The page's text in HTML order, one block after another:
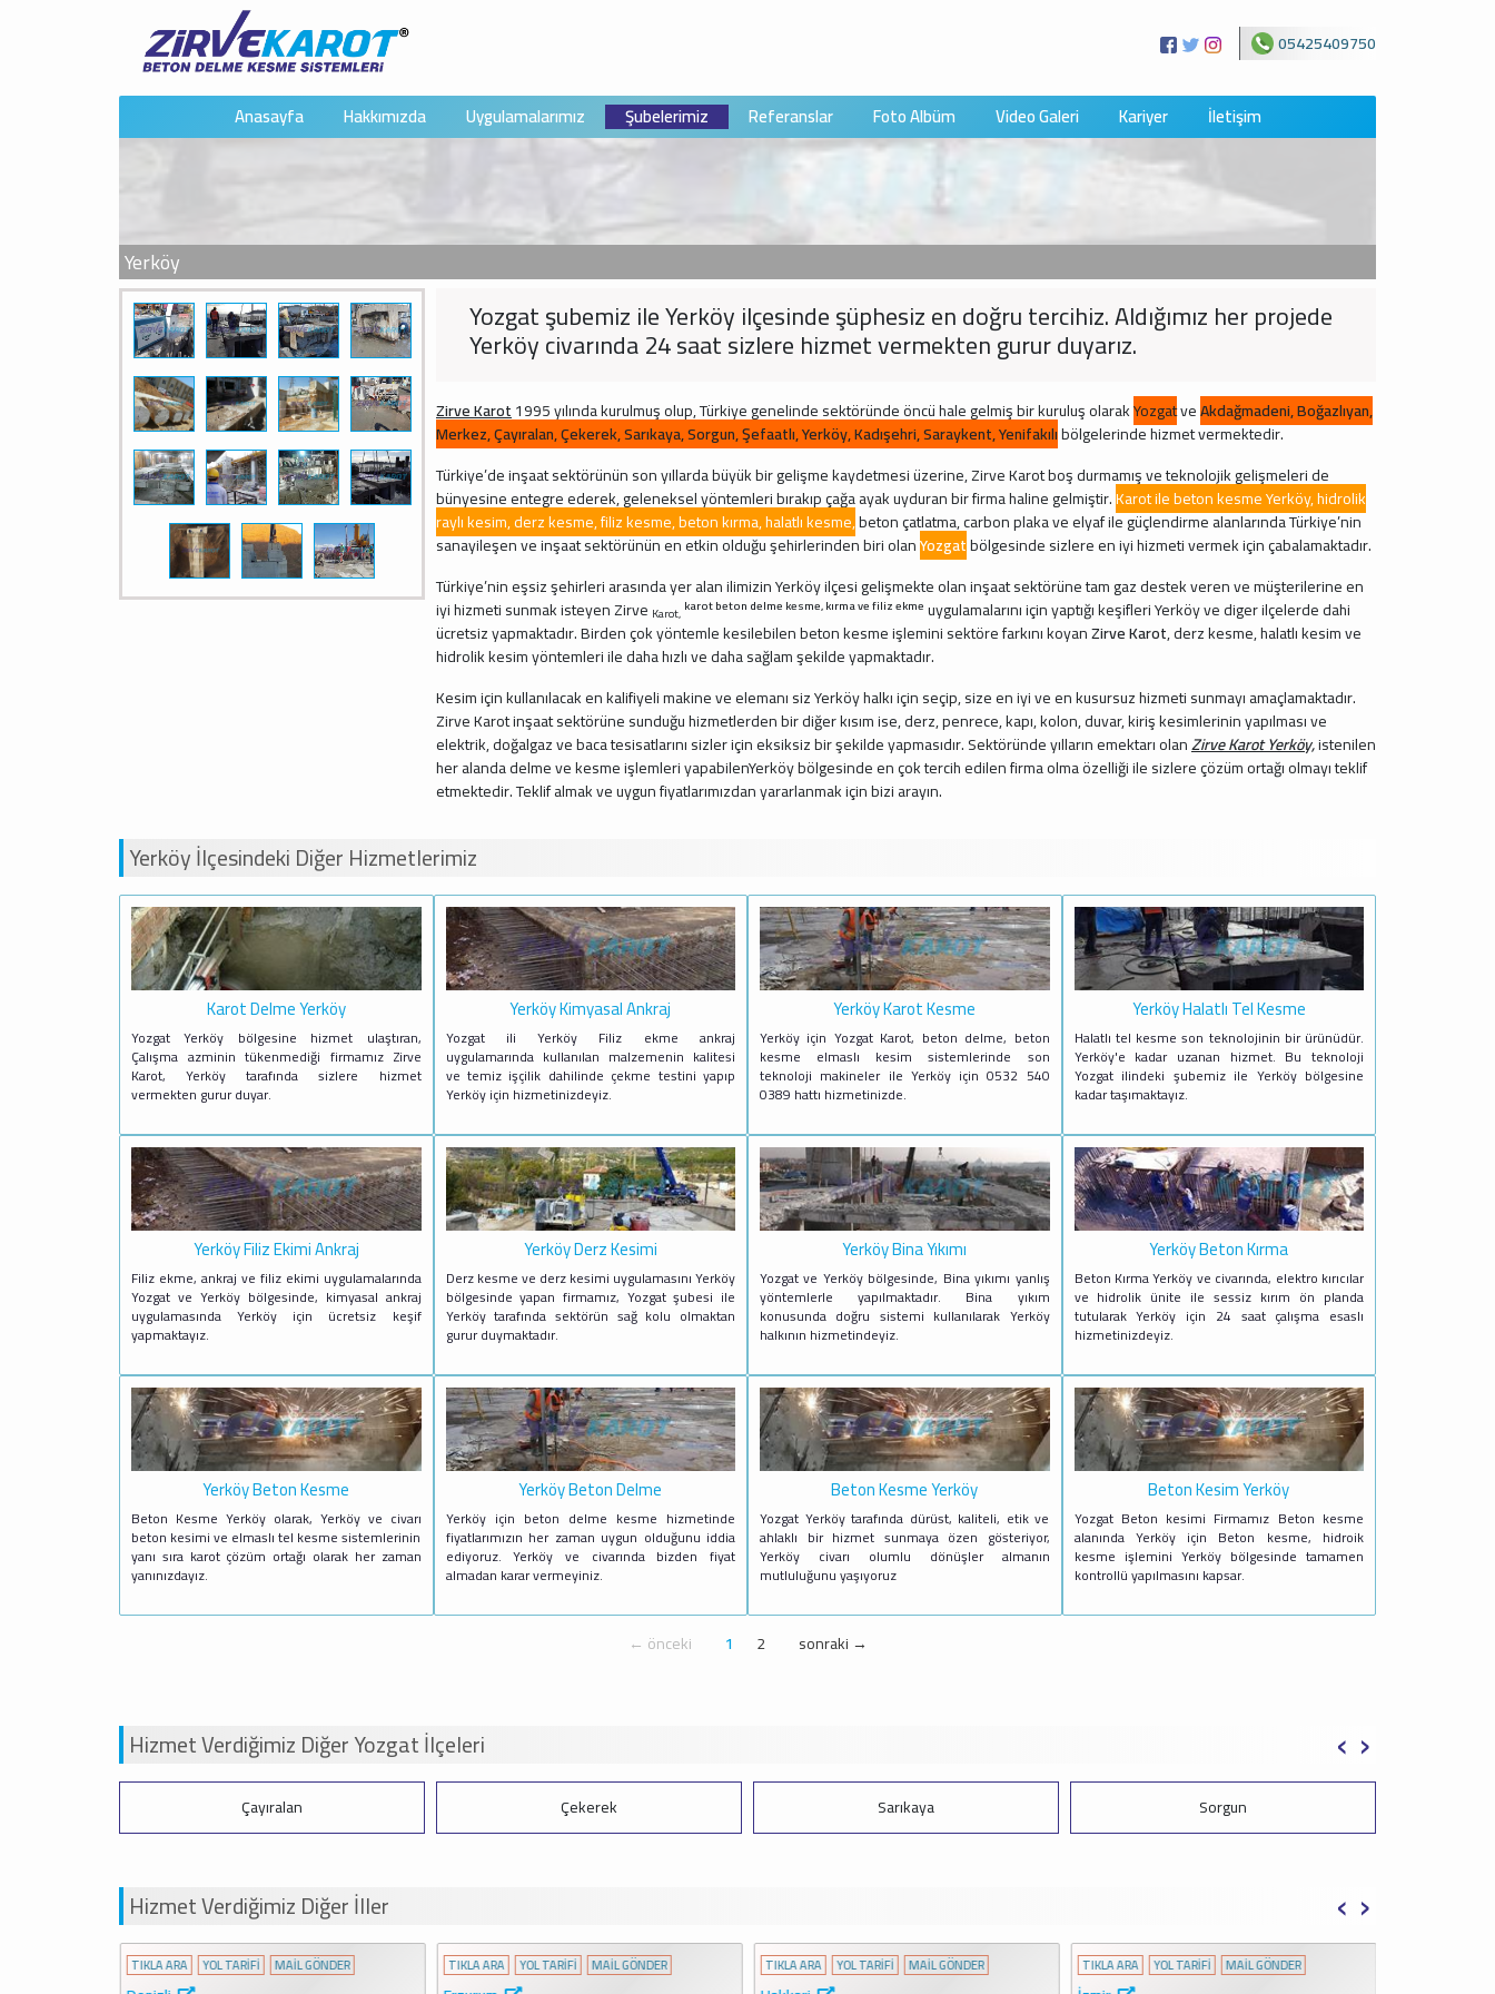
05425409750
Anasayfa Hakkımızda Uygulamalarımız Şubelerimiz Referanslar Foto Albüm Video Galeri Kariyer İletişim
Yerköy
Yozgat şubemiz ile Yerköy ilçesinde şüphesiz en doğru tercihiz. Aldığımız her projede
Yerköy civarında 24 saat sizlere hizmet vermekten gurur duyarız.
Zirve Karot1995 yılında kurulmuş olup, Türkiye genelinde sektöründe öncü hale gelmiş bir kuruluş olarakYozgatveAkdağmadeni, Boğazlıyan,
Merkez, Çayıralan, Çekerek, Sarıkaya, Sorgun, Şefaatlı, Yerköy, Kadışehri, Saraykent, Yenifakılıbölgelerinde hizmet vermektedir.
Türkiye’de inşaat sektörünün son yıllarda büyük bir gelişme kaydetmesi üzerine, Zirve Karot boş durmamış ve teknolojik gelişmeleri de
bünyesine entegre ederek, geleneksel yöntemleri bırakıp çağa ayak uyduran bir firma haline gelmiştir.Karot ile beton kesme Yerköy, hidrolik
raylı kesim, derz kesme, filiz kesme, beton kırma, halatlı kesme,beton çatlatma, carbon plaka ve elyaf ile güçlendirme alanlarında Türkiye’nin
sanayileşen ve inşaat sektörünün en etkin olduğu şehirlerinden biri olanYozgatbölgesinde sizlere en iyi hizmeti vermek için çabalamaktadır.
Türkiye’nin eşsiz şehirleri arasında yer alan ilimizin Yerköy ilçesi gelişmekte olan inşaat sektörüne tam gaz destek veren ve müşterilerine en
iyi hizmeti sunmak isteyen Zirve Karot, karot beton delme kesme, kırma ve filiz ekme uygulamalarını için yaptığı keşifleri Yerköy ve diger ilçelerde dahi
ücretsiz yapmaktadır. Birden çok yöntemle kesilebilen beton kesme işlemini sektöre farkını koyanZirve Karot, derz kesme, halatlı kesim ve
hidrolik kesim yöntemleri ile daha hızlı ve daha sağlam şekilde yapmaktadır.
Kesim için kullanılacak en kalifiyeli makine ve elemanı siz Yerköy halkı için seçip, size en iyi ve en kusursuz hizmeti sunmayı amaçlamaktadır.
Zirve Karot inşaat sektörüne sunduğu hizmetlerden bir diğer kısım ise, derz, penrece, kapı, kolon, duvar, kiriş kesimlerinin yapılması ve
elektrik, doğalgaz ve baca tesisatlarını sizler için eksiksiz bir şekilde yapmasıdır. Sektöründe yılların emektarı olanZirve Karot Yerköy,istenilen
her alanda delme ve kesme işlemleri yapabilenYerköy bölgesinde en çok tercih edilen firma olma özelliği ile sizlere çözüm ortağı olmayı teklif
etmektedir. Teklif almak ve uygun fiyatlarımızdan yararlanmak için bizi arayın.
Yerköy İlçesindeki Diğer Hizmetlerimiz
Karot Delme Yerköy
Yozgat Yerköy bölgesine hizmet ulaştıran,
Çalışma azminin tükenmediği firmamız Zirve
Karot, Yerköy tarafında sizlere hizmet
vermekten gurur duyar.
Yerköy Kimyasal Ankraj
Yozgat ili Yerköy Filiz ekme ankraj
uygulamarında kullanılan malzemenin kalitesi
ve temiz işçilik dahilinde çekme testini yapıp
Yerköy için hizmetinizdeyiz.
Yerköy Karot Kesme
Yerköy için Yozgat Karot, beton delme, beton
kesme elmaslı kesim sistemlerinde son
teknoloji makineler ile Yerköy için 0532 540
0389 hattı hizmetinizde.
Yerköy Halatlı Tel Kesme
Halatlı tel kesme son teknolojinin bir ürünüdür.
Yerköy'e kadar uzanan hizmet. Bu teknoloji
Yozgat ilindeki şubemiz ile Yerköy bölgesine
kadar taşımaktayız.
Yerköy Filiz Ekimi Ankraj
Filiz ekme, ankraj ve filiz ekimi uygulamalarında
Yozgat ve Yerköy bölgesinde, kimyasal ankraj
uygulamasında Yerköy için ücretsiz keşif
yapmaktayız.
Yerköy Derz Kesimi
Derz kesme ve derz kesimi uygulamasını Yerköy
bölgesinde yapan firmamız, Yozgat şubesi ile
Yerköy tarafında sektörün sağ kolu olmaktan
gurur duymaktadır.
Yerköy Bina Yıkımı
Yozgat ve Yerköy bölgesinde, Bina yıkımı yanlış
yöntemlerle yapılmaktadır. Bina yıkım
konusunda doğru sistemi kullanılarak Yerköy
halkının hizmetindeyiz.
Yerköy Beton Kırma
Beton Kırma Yerköy ve civarında, elektro kırıcılar
ve hidrolik ünite ile sessiz kırım ön planda
tutularak Yerköy için 24 saat çalışma esaslı
hizmetinizdeyiz.
Yerköy Beton Kesme
Beton Kesme Yerköy olarak, Yerköy ve civarı
beton kesimi ve elmaslı tel kesme sistemlerinin
yanı sıra karot çözüm ortağı olarak her zaman
yanınızdayız.
Yerköy Beton Delme
Yerköy için beton delme kesme hizmetinde
fiyatlarımızın her zaman uygun olduğunu iddia
ediyoruz. Yerköy ve civarında bizden fiyat
almadan karar vermeyiniz.
Beton Kesme Yerköy
Yozgat Yerköy tarafında dürüst, kaliteli, etik ve
ahlaklı bir hizmet sunmaya özen gösteriyor,
Yerköy civarı olumlu dönüşler almanın
mutluluğunu yaşıyoruz
Beton Kesim Yerköy
Yozgat Beton kesimi Firmamız Beton kesme
alanında Yerköy için Beton kesme, hidroik
kesme işlemini Yerköy bölgesinde tamamen
kontrollü yapılmasını kapsar.
← önceki 1 2 sonraki →
Hizmet Verdiğimiz Diğer Yozgat İlçeleri
Çayıralan Çekerek Sarıkaya Sorgun
‹ ›
Hizmet Verdiğimiz Diğer İller
TIKLA ARA YOL TARİFİ MAİL GÖNDER TIKLA ARA YOL TARİFİ MAİL GÖNDER TIKLA ARA YOL TARİFİ MAİL GÖNDER TIKLA ARA YOL TARİFİ MAİL GÖNDER
‹ ›